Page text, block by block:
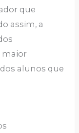
que
assim, a
maior
alunos que